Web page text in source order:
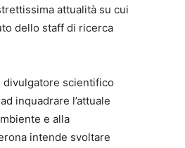
attualità su cui
dello staff di ricerca
divulgatore scientifico
inquadrare l’attuale
e alla
intende svoltare